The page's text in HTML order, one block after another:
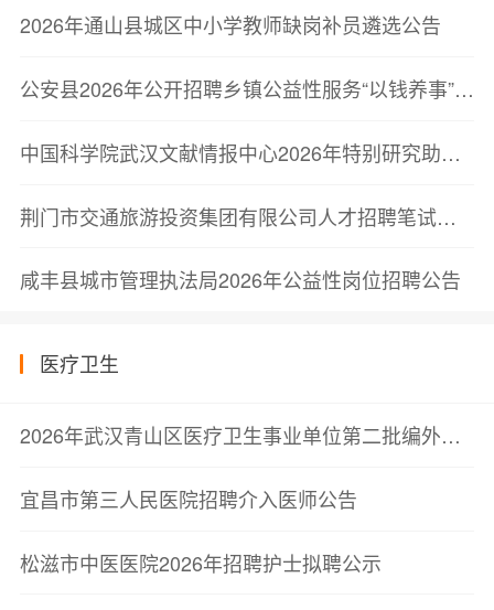
2026年通山县城区中小学教师缺岗补员遴选公告
公安县2026年公开招聘乡镇公益性服务“以钱养事”岗位动物防疫与畜牧技术推广员公告
中国科学院武汉文献情报中心2026年特别研究助理招聘启事
荆门市交通旅游投资集团有限公司人才招聘笔试公告
咸丰县城市管理执法局2026年公益性岗位招聘公告
医疗卫生
2026年武汉青山区医疗卫生事业单位第二批编外聘用制人员公开招聘32人公告
宜昌市第三人民医院招聘介入医师公告
松滋市中医医院2026年招聘护士拟聘公示